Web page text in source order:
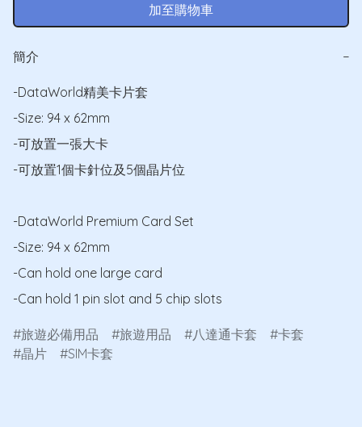
加至購物車
簡介 −
-DataWorld精美卡片套
-Size: 94 x 62mm
-可放置一張大卡
-可放置1個卡針位及5個晶片位
-DataWorld Premium Card Set
-Size: 94 x 62mm
-Can hold one large card
-Can hold 1 pin slot and 5 chip slots
旅遊必備用品 旅遊用品 八達通卡套
卡套
晶片
SIM卡套